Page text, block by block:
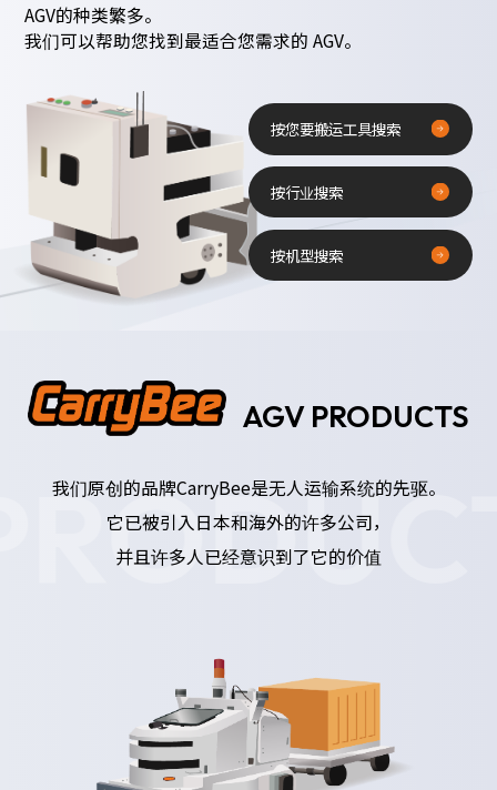
AGV的种类繁多。
我们可以帮助您找到最适合您需求的 AGV。
按您要搬运工具搜索
按行业搜索
按机型搜索
AGV PRODUCTS
我们原创的品牌CarryBee是无人运输系统的先驱。
它已被引入日本和海外的许多公司，
并且许多人已经意识到了它的价值